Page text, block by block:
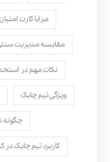
مزایا کارت
مقایسه مدیریت
نکات مهم در
ویژگی تیم چابک
چگونه
کاربرد تیم چابک در